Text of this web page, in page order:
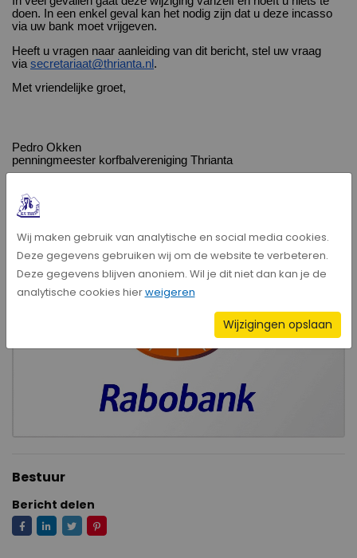
doen. In een enkel geval kan het nodig zijn dat u deze incasso
via uw bank moet vrijgeven.
Heeft u vragen naar aanleiding van dit bericht, stel uw vraag
via secretariaat@thrianta.nl.
Met vriendelijke groet,
Pedro Okken
penningmeester korfbalvereniging Thrianta
Bestuur
Bericht delen
Wij maken gebruik van analytische en social media cookies.
Deze gegevens gebruiken wij om de website te verbeteren.
Deze gegevens blijven anoniem. Wil je dit niet dan kan je de
analytische cookies hierweigeren
Wijzigingen opslaan